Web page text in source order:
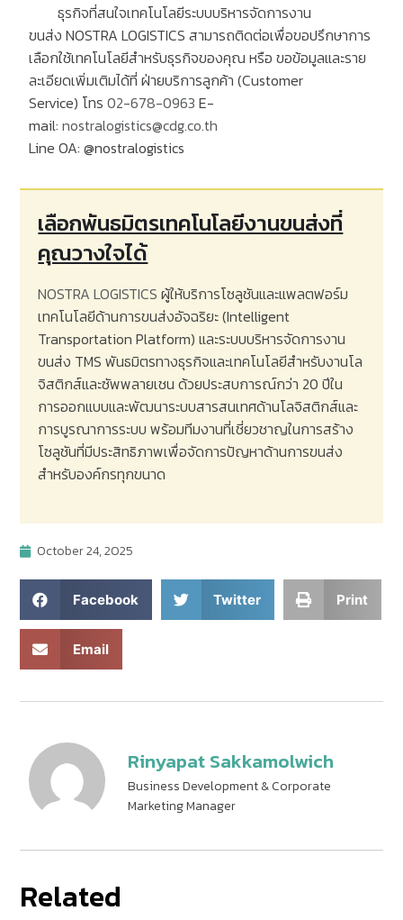
ธุรกิจที่สนใจเทคโนโลยีระบบบริหารจัดการงาน
ขนส่ง NOSTRA LOGISTICSสามารถติดต่อเพื่อขอปรึกษาการ
เลือกใช้เทคโนโลยีสำหรับธุรกิจของคุณ หรือ ขอข้อมูลและราย
ละเอียดเพิ่มเติมได้ที่ ฝ่ายบริการลูกค้า (Customer
Service) โทร 02-678-0963 E-
mail:nostralogistics@cdg.co.th
Line OA: @nostralogistics
เลือกพันธมิตรเทคโนโลยีงานขนส่งที่
คุณวางใจได้
NOSTRA LOGISTICS ผู้ให้บริการโซลูชันและแพลตฟอร์ม
เทคโนโลยีด้านการขนส่งอัจฉริยะ(Intelligent
Transportation Platform)และระบบบริหารจัดการงาน
ขนส่ง TMSพันธมิตรทางธุรกิจและเทคโนโลยีสำหรับงานโล
จิสติกส์และซัพพลายเชน ด้วยประสบการณ์กว่า 20ปีใน
การออกแบบและพัฒนาระบบสารสนเทศด้านโลจิสติกส์และ
การบูรณาการระบบ พร้อมทีมงานที่เชี่ยวชาญในการสร้าง
โซลูชันที่มีประสิทธิภาพเพื่อจัดการปัญหาด้านการขนส่ง
สำหรับองค์กรทุกขนาด
October 24, 2025
Facebook Twitter Print
Email
Rinyapat Sakkamolwich
Business Development & Corporate
Marketing Manager
Related